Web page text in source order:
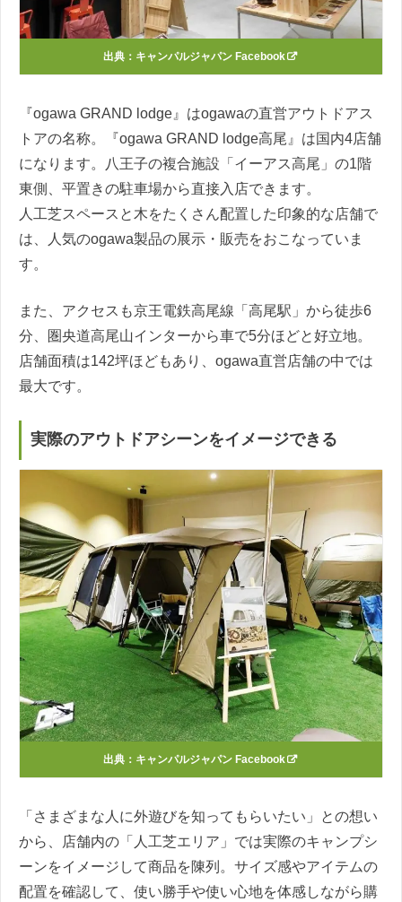
出典： キャンパルジャパン Facebook
『ogawa GRAND lodge』はogawaの直営アウトドアス
トアの名称。『ogawa GRAND lodge高尾』は国内4店舗
になります。八王子の複合施設「イーアス高尾」の1階
東側、平置きの駐車場から直接入店できます。
人工芝スペースと木をたくさん配置した印象的な店舗で
は、人気のogawa製品の展示・販売をおこなっていま
す。
また、アクセスも京王電鉄高尾線「高尾駅」から徒歩6
分、圏央道高尾山インターから車で5分ほどと好立地。
店舗面積は142坪ほどもあり、ogawa直営店舗の中では
最大です。
実際のアウトドアシーンをイメージできる
出典： キャンパルジャパン Facebook
「さまざまな人に外遊びを知ってもらいたい」との想い
から、店舗内の「人工芝エリア」では実際のキャンプシ
ーンをイメージして商品を陳列。サイズ感やアイテムの
配置を確認して、使い勝手や使い心地を体感しながら購